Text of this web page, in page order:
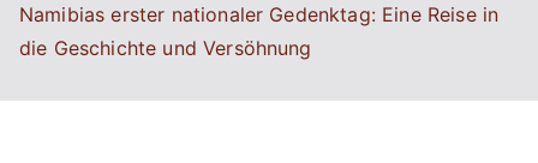
Namibias erster nationaler Gedenktag: Eine Reise in
die Geschichte und Versöhnung